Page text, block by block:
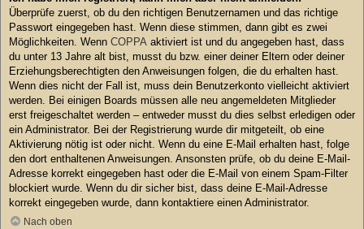
Überprüfe zuerst, ob du den richtigen Benutzernamen und das richtige
Passwort eingegeben hast. Wenn diese stimmen, dann gibt es zwei
Möglichkeiten. Wenn COPPA aktiviert ist und du angegeben hast, dass
du unter 13 Jahre alt bist, musst du bzw. einer deiner Eltern oder deiner
Erziehungsberechtigten den Anweisungen folgen, die du erhalten hast.
Wenn dies nicht der Fall ist, muss dein Benutzerkonto vielleicht aktiviert
werden. Bei einigen Boards müssen alle neu angemeldeten Mitglieder
erst freigeschaltet werden – entweder musst du dies selbst erledigen oder
ein Administrator. Bei der Registrierung wurde dir mitgeteilt, ob eine
Aktivierung nötig ist oder nicht. Wenn du eine E-Mail erhalten hast, folge
den dort enthaltenen Anweisungen. Ansonsten prüfe, ob du deine E-Mail-
Adresse korrekt eingegeben hast oder die E-Mail von einem Spam-Filter
blockiert wurde. Wenn du dir sicher bist, dass deine E-Mail-Adresse
korrekt eingegeben wurde, dann kontaktiere einen Administrator.
Nach oben